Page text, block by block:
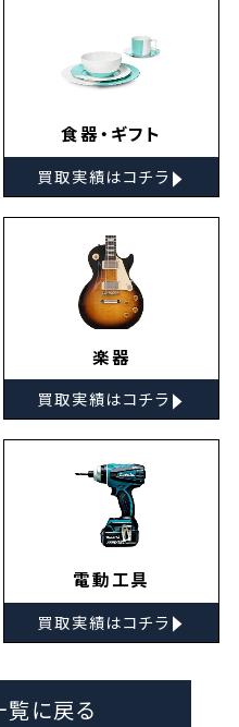
食器・ギフト
買取実績はコチラ ▸
楽器
買取実績はコチラ ▸
電動工具
買取実績はコチラ ▸
に戻る